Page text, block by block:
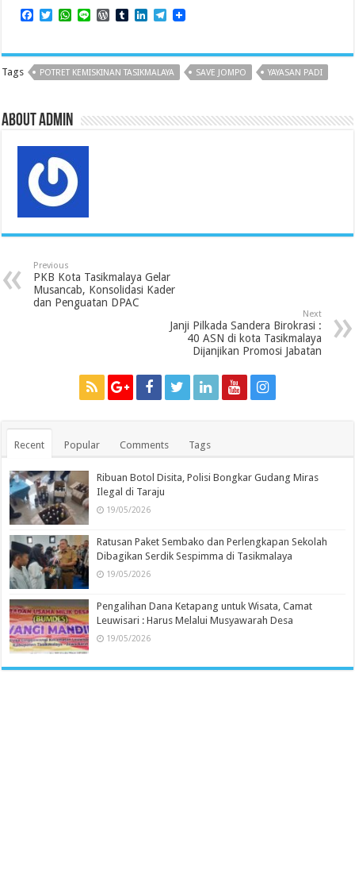
F
e
b
o
T
t
t
e
W
t
s
A
L
e
W
d
P
r
s
T
b
l
r
L
k
e
d
T
e
g
r
Tags POTRET KEMISKINAN TASIKMALAYA SAVE JOMPO YAYASAN PADI
About admin
Previous
PKB Kota Tasikmalaya Gelar
Musancab, Konsolidasi Kader
dan Penguatan DPAC
Next
Janji Pilkada Sandera Birokrasi :
40 ASN di kota Tasikmalaya
Dijanjikan Promosi Jabatan
Recent Popular Comments Tags
Ribuan Botol Disita, Polisi Bongkar Gudang Miras
Ilegal di Taraju
19/05/2026
Ratusan Paket Sembako dan Perlengkapan Sekolah
Dibagikan Serdik Sespimma di Tasikmalaya
19/05/2026
Pengalihan Dana Ketapang untuk Wisata, Camat
Leuwisari : Harus Melalui Musyawarah Desa
19/05/2026